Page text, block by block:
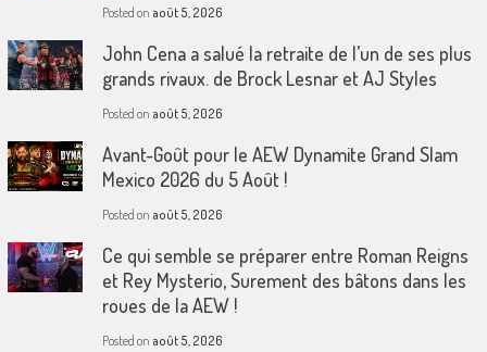
Posted on août 5, 2026
John Cena a salué la retraite de l’un de ses plus
grands rivaux. de Brock Lesnar et AJ Styles
Posted on août 5, 2026
Avant-Goût pour le AEW Dynamite Grand Slam
Mexico 2026 du 5 Août !
Posted on août 5, 2026
Ce qui semble se préparer entre Roman Reigns
et Rey Mysterio, Surement des bâtons dans les
roues de la AEW !
Posted on août 5, 2026